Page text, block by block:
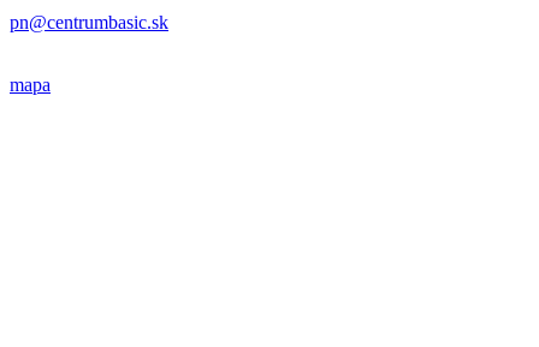
pn@centrumbasic.sk
mapa